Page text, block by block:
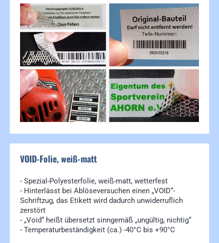
Bildergalerie überspringen
VOID-Folie, weiß-matt
- Spezial-Polyesterfolie, weiß-matt, wetterfest
- Hinterlässt bei Ablöseversuchen einen „VOID“-
Schriftzug, das Etikett wird dadurch unwiderruflich
zerstört
- „Void“ heißt übersetzt sinngemäß „ungültig, nichtig“
- Temperaturbeständigkeit (ca.) -40°C bis +90°C